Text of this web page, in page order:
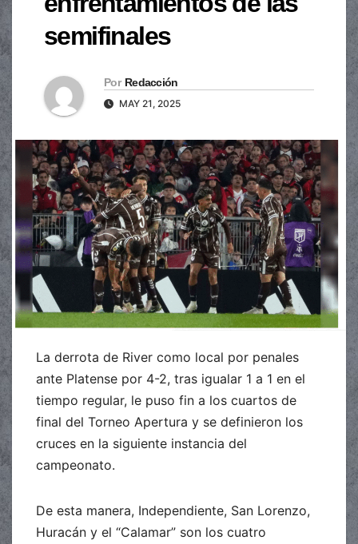
semifinales
Por Redacción
MAY 21, 2025
La derrota de River como local por penales
ante Platense por 4-2, tras igualar 1 a 1 en el
tiempo regular, le puso fin a los cuartos de
final del Torneo Apertura y se definieron los
cruces en la siguiente instancia del
campeonato.
De esta manera, Independiente, San Lorenzo,
Huracán y el “Calamar” son los cuatro